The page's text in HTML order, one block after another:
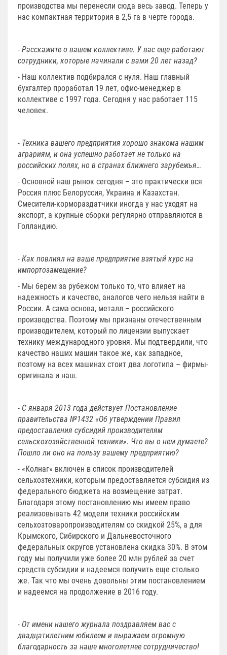
производства мы перенесли сюда весь завод. Теперь у
нас компактная территория в 2,5 га в черте города.
- Расскажите о вашем коллективе. У вас еще работают
сотрудники, которые начинали с вами 20 лет назад?
- Наш коллектив подбирался с нуля. Наш главный
бухгалтер проработал 19 лет, офис-менеджер в
коллективе с 1997 года. Сегодня у нас работает 115
человек.
- Техника вашего предприятия хорошо знакома нашим
аграриям, и она успешно работает не только на
российских полях, но в странах ближнего зарубежья…
- Основной наш рынок сегодня – это практически вся
Россия плюс Белоруссия, Украина и Казахстан.
Смесители-кормораздатчики иногда у нас уходят на
экспорт, а крупные сборки регулярно отправляются в
Голландию.
- Как повлиял на ваше предприятие взятый курс на
импортозамещение?
- Мы берем за рубежом только то, что влияет на
надежность и качество, аналогов чего нельзя найти в
России. А сама основа, металл – российского
производства. Поэтому мы признаны отечественным
производителем, который по лицензии выпускает
технику международного уровня. Мы подтвердили, что
качество наших машин такое же, как западное,
поэтому на всех машинах стоит два логотипа – фирмы-
оригинала и наш.
- С января 2013 года действует Постановление
правительства №1432 «Об утверждении Правил
предоставления субсидий производителям
сельскохозяйственной техники». Что вы о нем думаете?
Пошло ли оно на пользу вашему предприятию?
- «Колнаг» включен в список производителей
сельхозтехники, которым предоставляется субсидия из
федерального бюджета на возмещение затрат.
Благодаря этому постановлению мы имеем право
реализовывать 42 модели техники российским
сельхозтоваропроизводителям со скидкой 25%, а для
Крымского, Сибирского и Дальневосточного
федеральных округов установлена скидка 30%. В этом
году мы получили уже более 20 млн рублей за счет
средств субсидии и надеемся получить еще столько
же. Так что мы очень довольны этим постановлением
и надеемся на продолжение в 2016 году.
- От имени нашего журнала поздравляем вас с
двадцатилетним юбилеем и выражаем огромную
благодарность за наше многолетнее сотрудничество!